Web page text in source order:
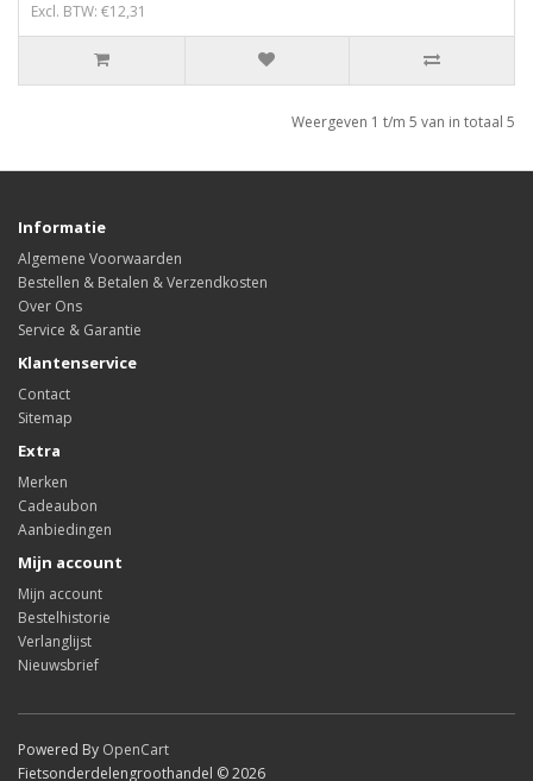
Excl. BTW: €12,31
Weergeven 1 t/m 5 van in totaal 5
Informatie
Algemene Voorwaarden
Bestellen & Betalen & Verzendkosten
Over Ons
Service & Garantie
Klantenservice
Contact
Sitemap
Extra
Merken
Cadeaubon
Aanbiedingen
Mijn account
Mijn account
Bestelhistorie
Verlanglijst
Nieuwsbrief
Powered By OpenCart
Fietsonderdelengroothandel © 2026